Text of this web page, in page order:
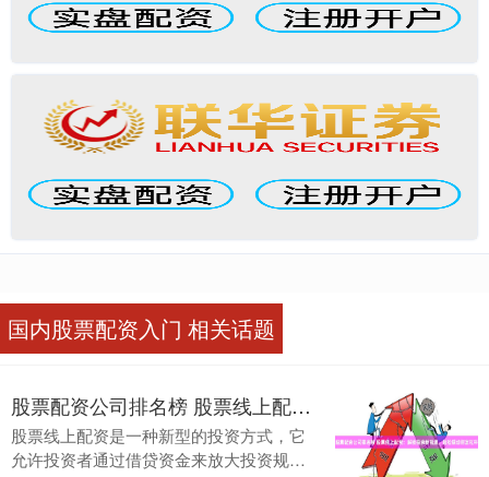
国内股票配资入门 相关话题
股票配资公司排名榜 股票线上配资：解锁投资新机遇，轻松撬动财富杠杆
股票线上配资是一种新型的投资方式，它
允许投资者通过借贷资金来放大投资规